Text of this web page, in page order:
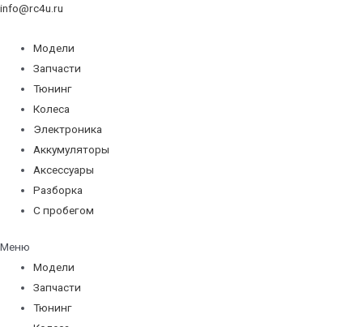
info@rc4u.ru
Модели
Запчасти
Тюнинг
Колеса
Электроника
Аккумуляторы
Аксессуары
Разборка
С пробегом
Меню
Модели
Запчасти
Тюнинг